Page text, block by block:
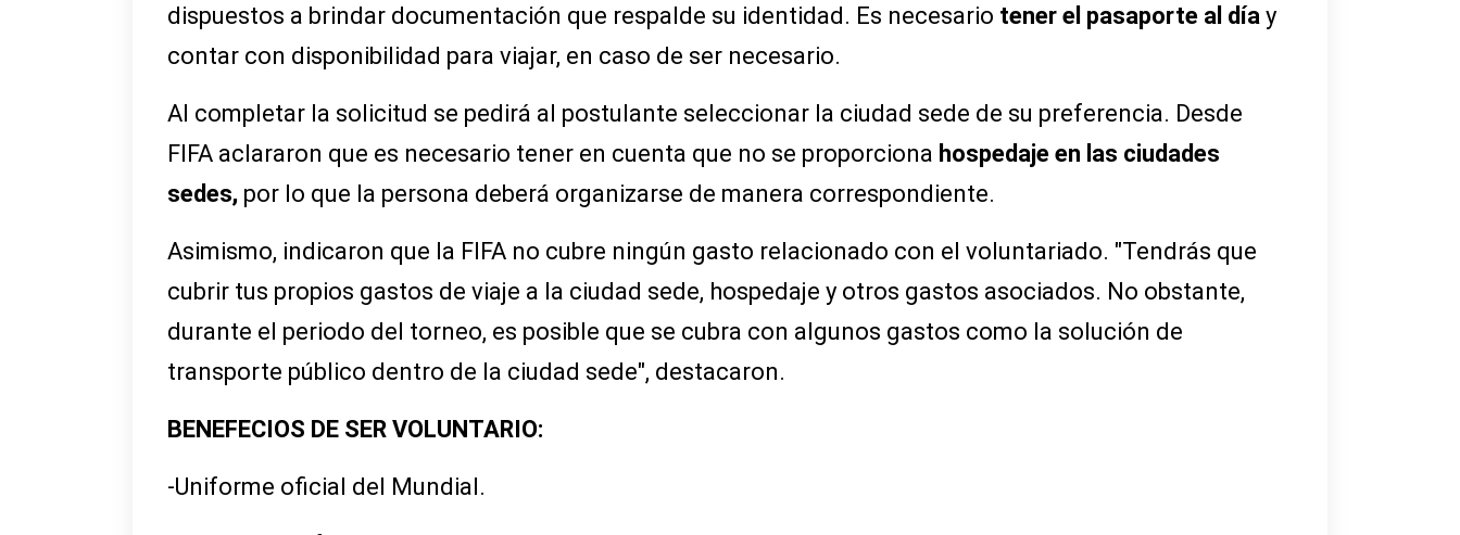
dispuestos a brindar documentación que respalde su identidad. Es necesario tener el pasaporte al día y
contar con disponibilidad para viajar, en caso de ser necesario.
Al completar la solicitud se pedirá al postulante seleccionar la ciudad sede de su preferencia. Desde
FIFA aclararon que es necesario tener en cuenta que no se proporciona hospedaje en las ciudades
sedes, por lo que la persona deberá organizarse de manera correspondiente.
Asimismo, indicaron que la FIFA no cubre ningún gasto relacionado con el voluntariado. "Tendrás que
cubrir tus propios gastos de viaje a la ciudad sede, hospedaje y otros gastos asociados. No obstante,
durante el periodo del torneo, es posible que se cubra con algunos gastos como la solución de
transporte público dentro de la ciudad sede", destacaron.
BENEFECIOS DE SER VOLUNTARIO:
-Uniforme oficial del Mundial.